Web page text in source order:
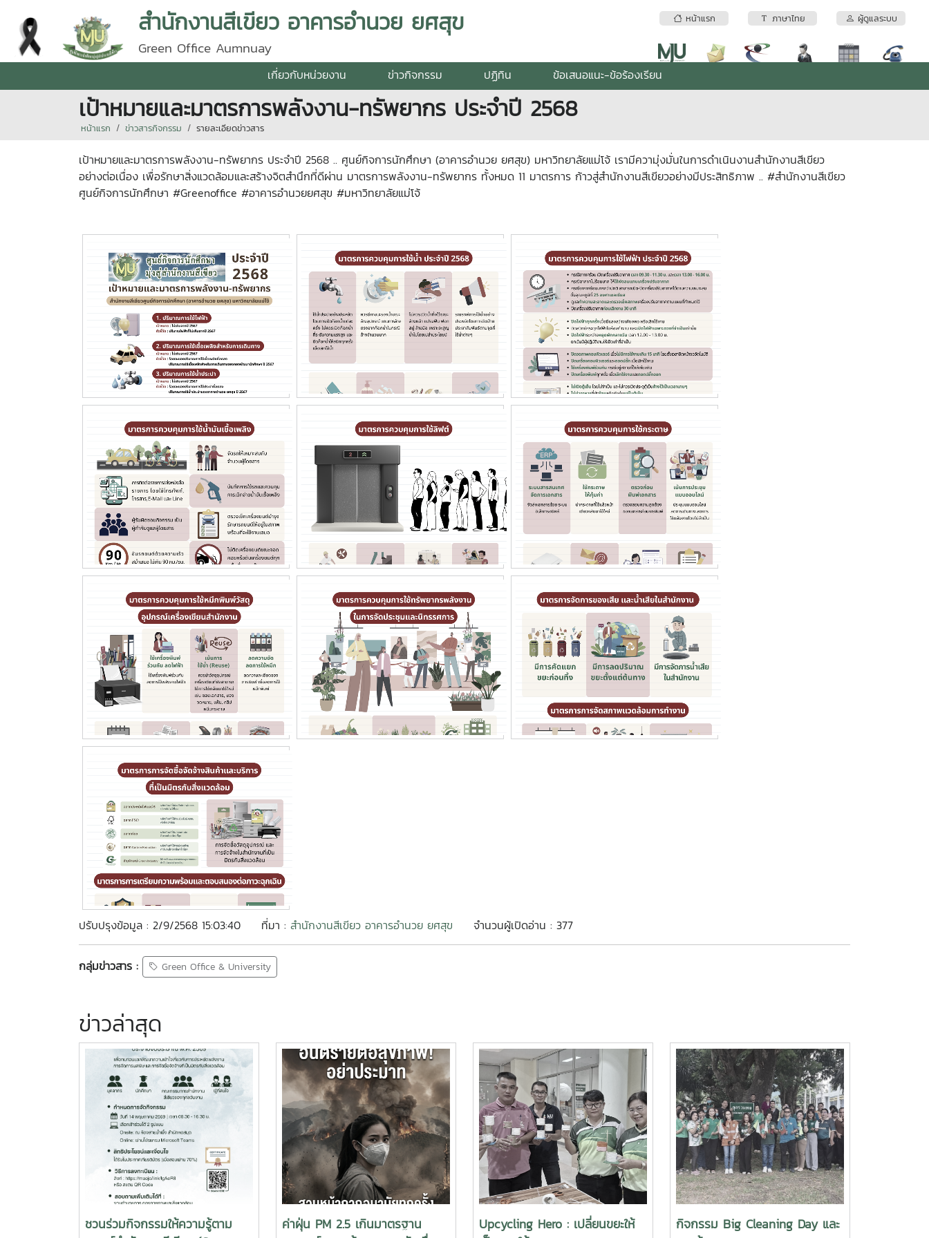
หน้าแรก ภาษาไทย ผู้ดูแลระบบ
สำนักงานสีเขียว อาคารอำนวย ยศสุข
Green Office Aumnuay
เกี่ยวกับหน่วยงาน ข่าวกิจกรรม ปฏิทิน ข้อเสนอแนะ-ข้อร้องเรียน
เป้าหมายและมาตรการพลังงาน-ทรัพยากร ประจำปี 2568
หน้าแรก ข่าวสารกิจกรรม รายละเอียดข่าวสาร
เป้าหมายและมาตรการพลังงาน-ทรัพยากร ประจำปี 2568 .. ศูนย์กิจการนักศึกษา (อาคารอำนวย ยศสุข) มหาวิทยาลัยแม่โจ้ เรามีความุ่งมั่นในการดำเนินงานสำนักงานสีเขียว
อย่างต่อเนื่อง เพื่อรักษาสิ่งแวดล้อมและสร้างจิตสำนึกที่ดีผ่าน มาตรการพลังงาน-ทรัพยากร ทั้งหมด 11 มาตรการ ก้าวสู่สำนักงานสีเขียวอย่างมีประสิทธิภาพ .. #สำนักงานสีเขียว
ศูนย์กิจการนักศึกษา #Greenoffice #อาคารอำนวยยศสุข #มหาวิทยาลัยแม่โจ้
ปรับปรุงข้อมูล : 2/9/2568 15:03:40 ที่มา : สำนักงานสีเขียว อาคารอำนวย ยศสุข จำนวนผู้เปิดอ่าน : 377
กลุ่มข่าวสาร : Green Office & University
ข่าวล่าสุด
ชวนร่วมกิจกรรมให้ความรู้ตาม
ค่าฝุ่น PM 2.5 เกินมาตรฐาน
Upcycling Hero : เปลี่ยนขยะให้
กิจกรรม Big Cleaning Day และ